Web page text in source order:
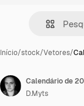
Início/stock/Vetores/
Calendário de
D.Myts